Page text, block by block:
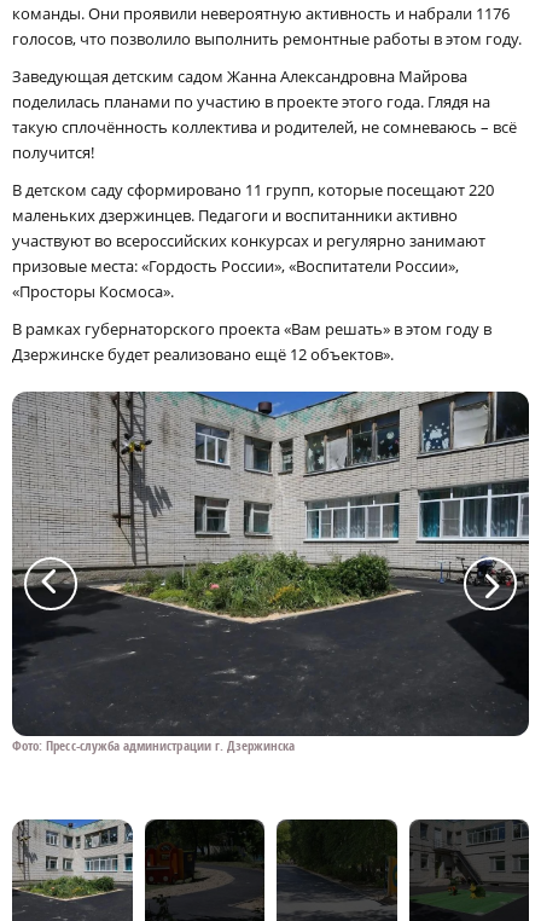
команды. Они проявили невероятную активность и набрали 1176
голосов, что позволило выполнить ремонтные работы в этом году.
Заведующая детским садом Жанна Александровна Майрова
поделилась планами по участию в проекте этого года. Глядя на
такую сплочённость коллектива и родителей, не сомневаюсь – всё
получится!
В детском саду сформировано 11 групп, которые посещают 220
маленьких дзержинцев. Педагоги и воспитанники активно
участвуют во всероссийских конкурсах и регулярно занимают
призовые места: «Гордость России», «Воспитатели России»,
«Просторы Космоса».
В рамках губернаторского проекта «Вам решать» в этом году в
Дзержинске будет реализовано ещё 12 объектов».
Фото: Пресс-служба администрации г. Дзержинска
a a